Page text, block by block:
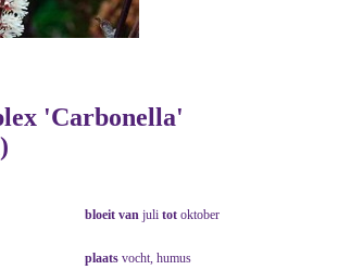
'Carbonella'
bloeit van juli tot oktober
plaats vocht, humus